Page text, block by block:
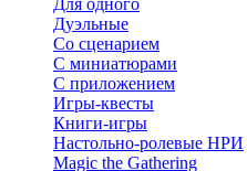
Для одного
Дуэльные
Со сценарием
С миниатюрами
С приложением
Игры-квесты
Книги-игры
Настольно-ролевые НРИ
Magic the Gathering